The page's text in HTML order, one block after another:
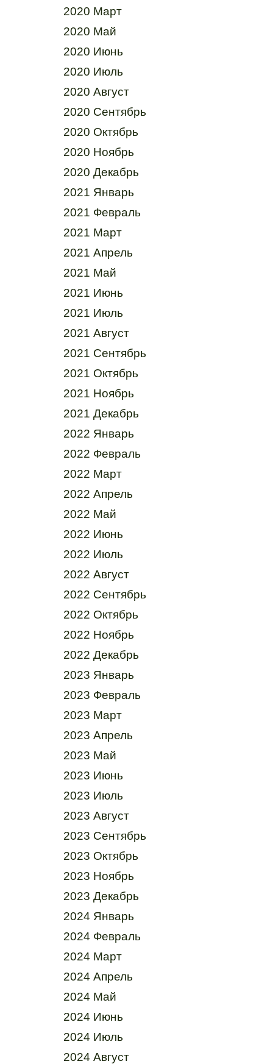
2020 Март
2020 Май
2020 Июнь
2020 Июль
2020 Август
2020 Сентябрь
2020 Октябрь
2020 Ноябрь
2020 Декабрь
2021 Январь
2021 Февраль
2021 Март
2021 Апрель
2021 Май
2021 Июнь
2021 Июль
2021 Август
2021 Сентябрь
2021 Октябрь
2021 Ноябрь
2021 Декабрь
2022 Январь
2022 Февраль
2022 Март
2022 Апрель
2022 Май
2022 Июнь
2022 Июль
2022 Август
2022 Сентябрь
2022 Октябрь
2022 Ноябрь
2022 Декабрь
2023 Январь
2023 Февраль
2023 Март
2023 Апрель
2023 Май
2023 Июнь
2023 Июль
2023 Август
2023 Сентябрь
2023 Октябрь
2023 Ноябрь
2023 Декабрь
2024 Январь
2024 Февраль
2024 Март
2024 Апрель
2024 Май
2024 Июнь
2024 Июль
2024 Август